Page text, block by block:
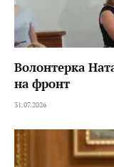
Волонтерка
на фронт
31.07.2026